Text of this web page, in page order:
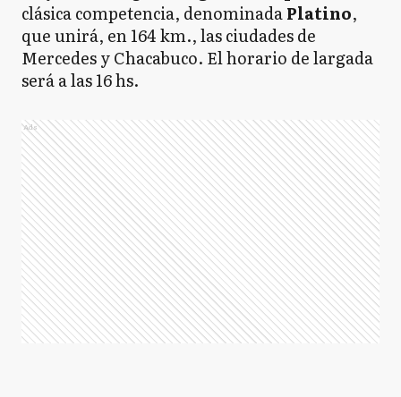
clásica competencia, denominadaPlatino,
que unirá, en 164 km., las ciudades de
Mercedes y Chacabuco. El horario de largada
será a las 16 hs.
Ads